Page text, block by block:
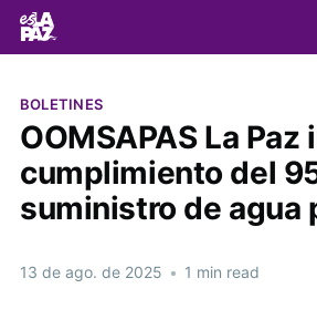
BOLETINES
OOMSAPAS La Paz
cumplimiento del
suministro de agua
13 de ago. de 2025 • 1 min read